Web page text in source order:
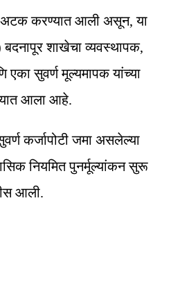
अटक करण्यात आली असून, या
बदनापूर शाखेचा व्यवस्थापक,
सुवर्ण मूल्यमापक यांच्या
आला आहे.
कर्जापोटी जमा असलेल्या
नियमित पुनर्मूल्यांकन सुरू
आली.